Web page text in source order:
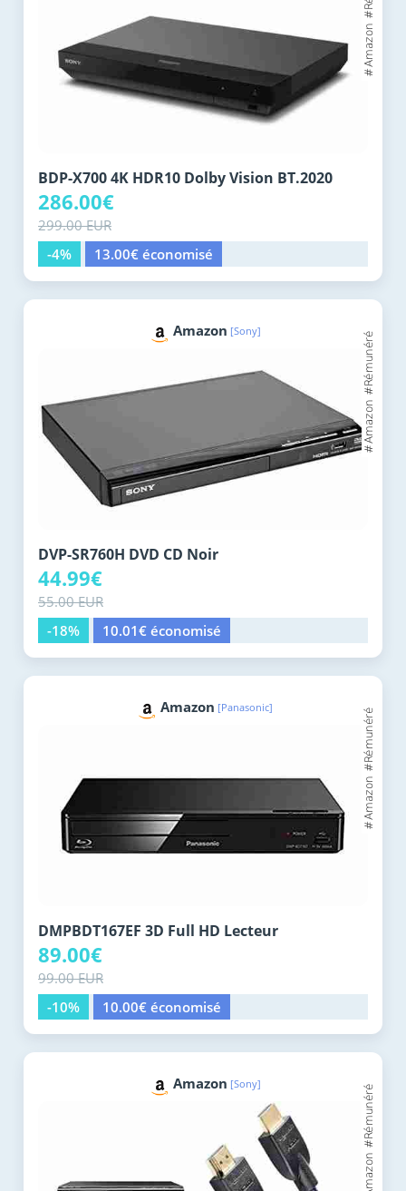
BDP-X700 4K HDR10 Dolby Vision BT.2020
286.00€
299.00 EUR
-4%
13.00€ économisé
Amazon [Sony]
DVP-SR760H DVD CD Noir
44.99€
55.00 EUR
-18%
10.01€ économisé
Amazon [Panasonic]
DMPBDT167EF 3D Full HD Lecteur
89.00€
99.00 EUR
-10%
10.00€ économisé
Amazon [Sony]